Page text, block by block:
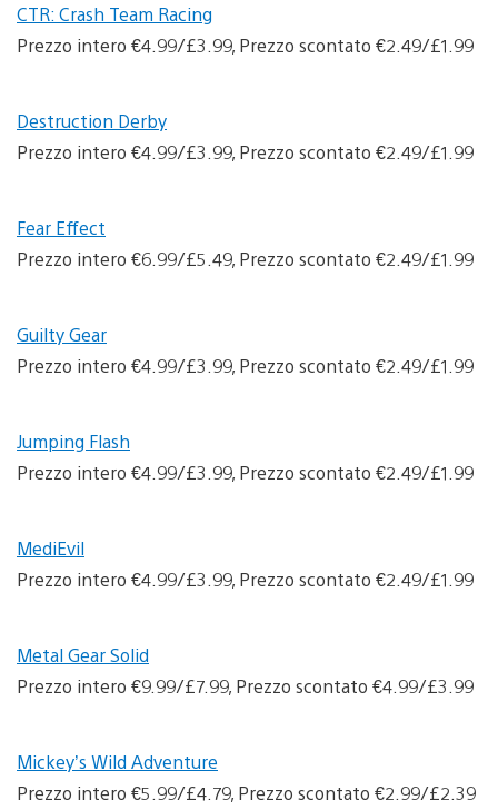
CTR: Crash Team Racing
Prezzo intero €4.99/£3.99, Prezzo scontato €2.49/£1.99
Destruction Derby
Prezzo intero €4.99/£3.99, Prezzo scontato €2.49/£1.99
Fear Effect
Prezzo intero €6.99/£5.49, Prezzo scontato €2.49/£1.99
Guilty Gear
Prezzo intero €4.99/£3.99, Prezzo scontato €2.49/£1.99
Jumping Flash
Prezzo intero €4.99/£3.99, Prezzo scontato €2.49/£1.99
MediEvil
Prezzo intero €4.99/£3.99, Prezzo scontato €2.49/£1.99
Metal Gear Solid
Prezzo intero €9.99/£7.99, Prezzo scontato €4.99/£3.99
Mickey’s Wild Adventure
Prezzo intero €5.99/£4.79, Prezzo scontato €2.99/£2.39